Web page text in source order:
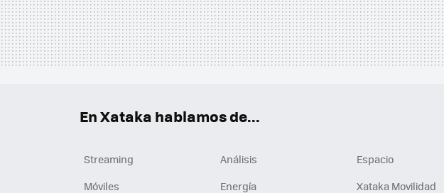
En Xataka hablamos de...
Streaming Análisis
Espacio
Móviles
Energía Xataka Movilidad